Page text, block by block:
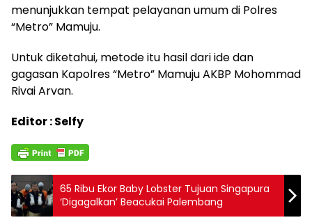
menunjukkan tempat pelayanan umum di Polres
“Metro” Mamuju.
Untuk diketahui, metode itu hasil dari ide dan
gagasan Kapolres “Metro” Mamuju AKBP Mohommad
Rivai Arvan.
Editor : Selfy
65 Ribu Ekor Baby Lobster Tujuan Singapura
‘Digagalkan’ Beacukai Palembang